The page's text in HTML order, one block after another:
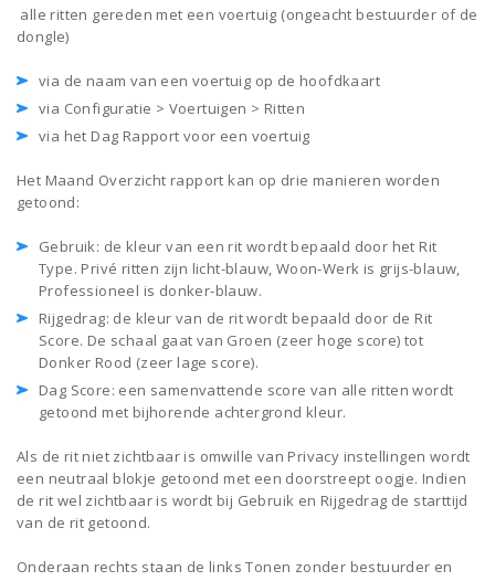
alle ritten gereden met een voertuig (ongeacht bestuurder of de
dongle)
via de naam van een voertuig op de hoofdkaart
via Configuratie > Voertuigen > Ritten
via het Dag Rapport voor een voertuig
Het Maand Overzicht rapport kan op drie manieren worden
getoond:
Gebruik: de kleur van een rit wordt bepaald door het Rit
Type. Privé ritten zijn licht-blauw, Woon-Werk is grijs-blauw,
Professioneel is donker-blauw.
Rijgedrag: de kleur van de rit wordt bepaald door de Rit
Score. De schaal gaat van Groen (zeer hoge score) tot
Donker Rood (zeer lage score).
Dag Score: een samenvattende score van alle ritten wordt
getoond met bijhorende achtergrond kleur.
Als de rit niet zichtbaar is omwille van Privacy instellingen wordt
een neutraal blokje getoond met een doorstreept oogje. Indien
de rit wel zichtbaar is wordt bij Gebruik en Rijgedrag de starttijd
van de rit getoond.
Onderaan rechts staan de links Tonen zonder bestuurder en